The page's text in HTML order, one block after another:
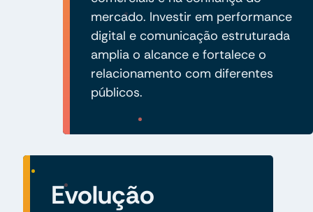
mercado. Investir em performance
digital e comunicação estruturada
amplia o alcance e fortalece o
relacionamento com diferentes
públicos.
Evolução